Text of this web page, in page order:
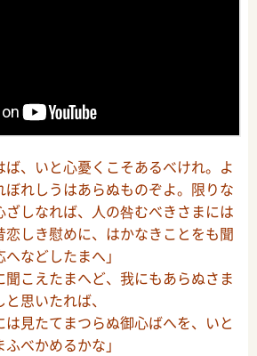
、いと心憂くこそあるべけれ。よ
れしうはあらぬものぞよ。限りな
ざしなれば、人の咎むべきさまには
恋しき慰めに、はかなきことをも聞
などしたまへ」
こえたまへど、我にもあらぬさま
思いたれば、
見たてまつらぬ御心ばへを、いと
べかめるかな」